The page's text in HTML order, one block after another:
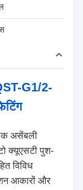
G1/2-
असेंबली
क्यूएसटी पुश-
विविध
आकारों और